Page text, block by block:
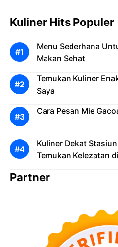
Kuliner Hits Populer
Menu Sederhana
Makan Sehat
Temukan Kuliner
Saya
Cara Pesan Mie
Kuliner Dekat
Temukan Kelezatan
Partner